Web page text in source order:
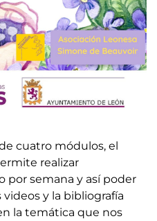
cuatro módulos, el
realizar
semana y así poder
y la bibliografía
la temática que nos